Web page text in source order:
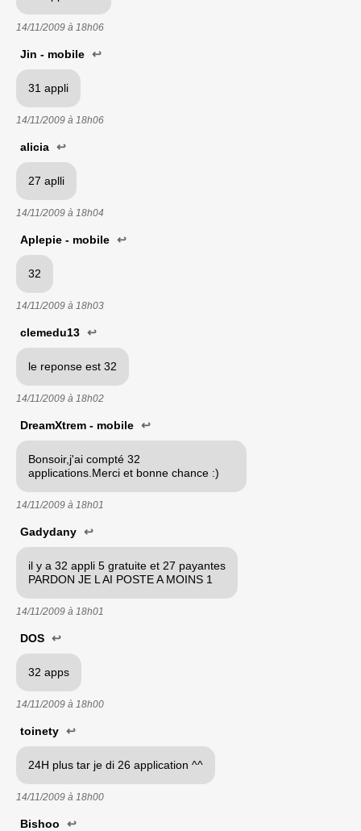
14/11/2009 à 18h06
Jin - mobile ↩
31 appli
14/11/2009 à 18h06
alicia ↩
27 aplli
14/11/2009 à 18h04
Aplepie - mobile ↩
32
14/11/2009 à 18h03
clemedu13 ↩
le reponse est 32
14/11/2009 à 18h02
DreamXtrem - mobile ↩
Bonsoir,j'ai compté 32
applications.Merci et bonne chance :)
14/11/2009 à 18h01
Gadydany ↩
il y a 32 appli 5 gratuite et 27 payantes
PARDON JE L AI POSTE A MOINS 1
14/11/2009 à 18h01
DOS ↩
32 apps
14/11/2009 à 18h00
toinety ↩
24H plus tar je di 26 application ^^
14/11/2009 à 18h00
Bishoo ↩